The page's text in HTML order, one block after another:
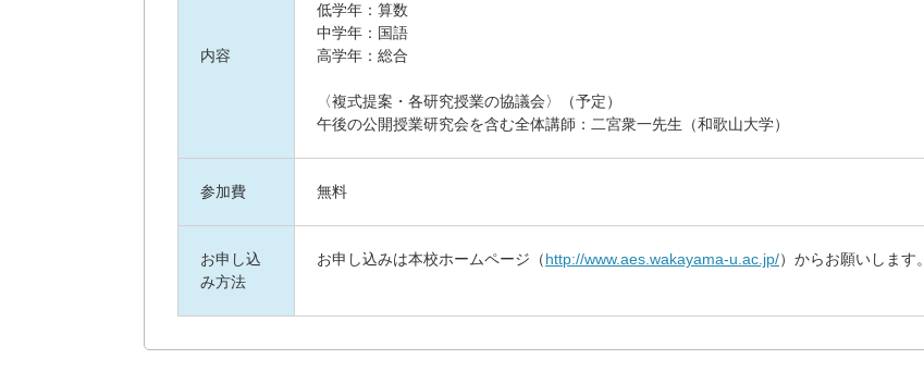
内容
低学年：算数
中学年：国語
高学年：総合
〈複式提案・各研究授業の協議会〉（予定）
午後の公開授業研究会を含む全体講師：二宮衆一先生（和歌山大学）
参加費 無料
お申し込
み方法
お申し込みは本校ホームページ（http://www.aes.wakayama-u.ac.jp/）からお願いします。